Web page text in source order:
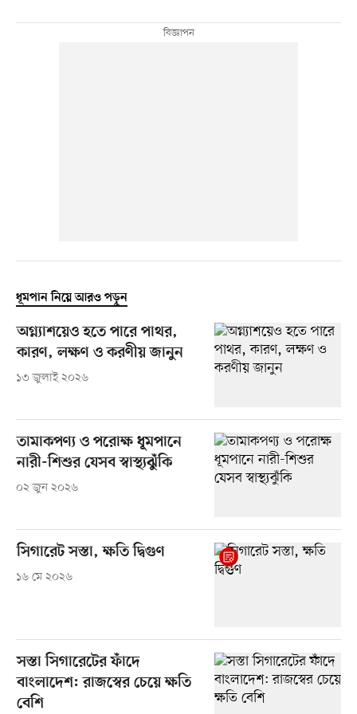
ধূমপান নিয়ে আরও পড়ুন
অগ্ন্যাশয়েও হতে পারে পাথর,
কারণ, লক্ষণ ও করণীয় জানুন
১৩ জুলাই ২০২৬
তামাকপণ্য ও পরোক্ষ ধূমপানে
নারী-শিশুর যেসব স্বাস্থ্যঝুঁকি
০২ জুন ২০২৬
সিগারেট সস্তা, ক্ষতি দ্বিগুণ
১৬ মে ২০২৬
সস্তা সিগারেটের ফাঁদে
বাংলাদেশ: রাজস্বের চেয়ে ক্ষতি
বেশি